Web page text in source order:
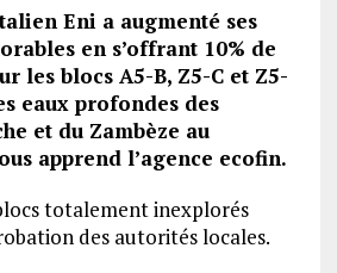
Eni a augmenté ses
en s’offrant 10% de
les blocs A5-B, Z5-C et Z5-
eaux profondes des
et du Zambèze au
apprend l’agence ecofin.
totalement inexplorés
des autorités locales.